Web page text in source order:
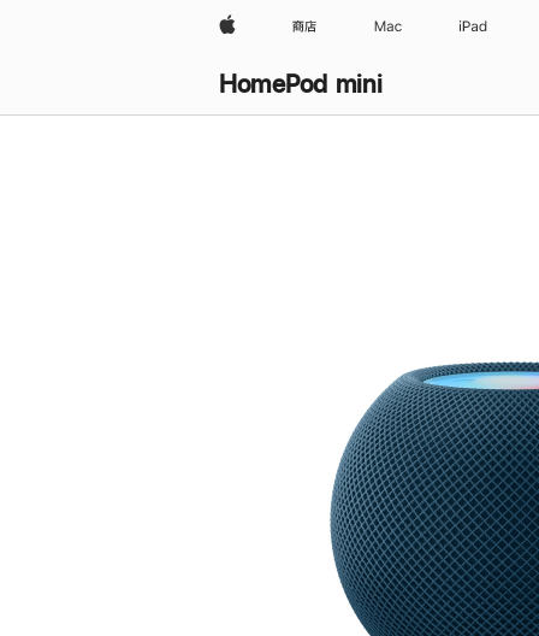
Apple 商店 Mac iPad
HomePod mini